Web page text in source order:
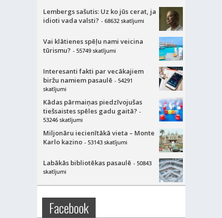
Lembergs sašutis: Uz ko jūs cerat, ja
idioti vada valsti? - 68632 skatījumi
Vai klātienes spēļu nami veicina
tūrismu? - 55749 skatījumi
Interesanti fakti par vecākajiem
biržu namiem pasaulē - 54291
skatījumi
Kādas pārmaiņas piedzīvojušas
tiešsaistes spēles gadu gaitā? -
53246 skatījumi
Miljonāru iecienītākā vieta – Monte
Karlo kazino - 53143 skatījumi
Labākās bibliotēkas pasaulē - 50843
skatījumi
Facebook